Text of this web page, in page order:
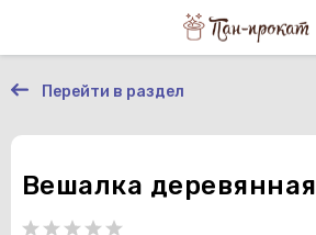
Перейти в раздел
Вешалка деревянная